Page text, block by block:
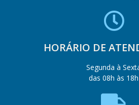
HORÁRIO DE
Segunda à
das 08h às 18h